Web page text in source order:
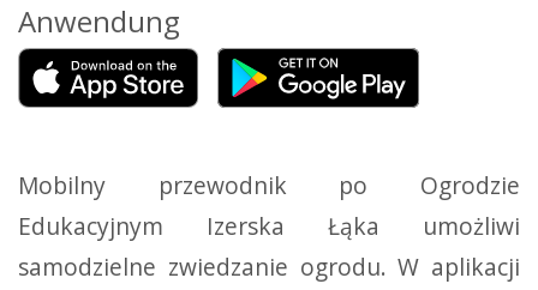
Anwendung
Mobilny przewodnik po Ogrodzie
Edukacyjnym Izerska Łąka umożliwi
samodzielne zwiedzanie ogrodu. W aplikacji